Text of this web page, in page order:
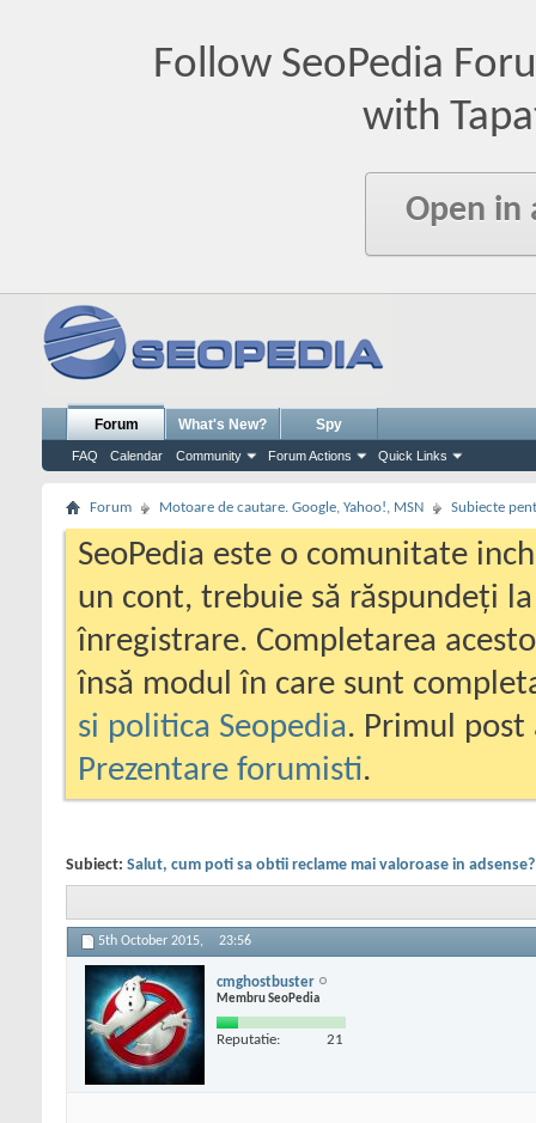
Follow SeoPedia
with
Open in
Forum
FAQ Calendar Community Forum Actions Quick Links
What's New? Spy
Forum Motoare de cautare. Google, Yahoo!, MSN Subiecte
SeoPedia este o comunitate
un cont, trebuie să răspundeți
înregistrare. Completarea
însă modul în care sunt
si politica Seopedia. Primul
Prezentare forumisti.
Subiect: Salut, cum poti sa obtii reclame mai valoroase in adsense?
5th October 2015, 23:56
cmghostbuster
Membru SeoPedia
Reputatie: 21